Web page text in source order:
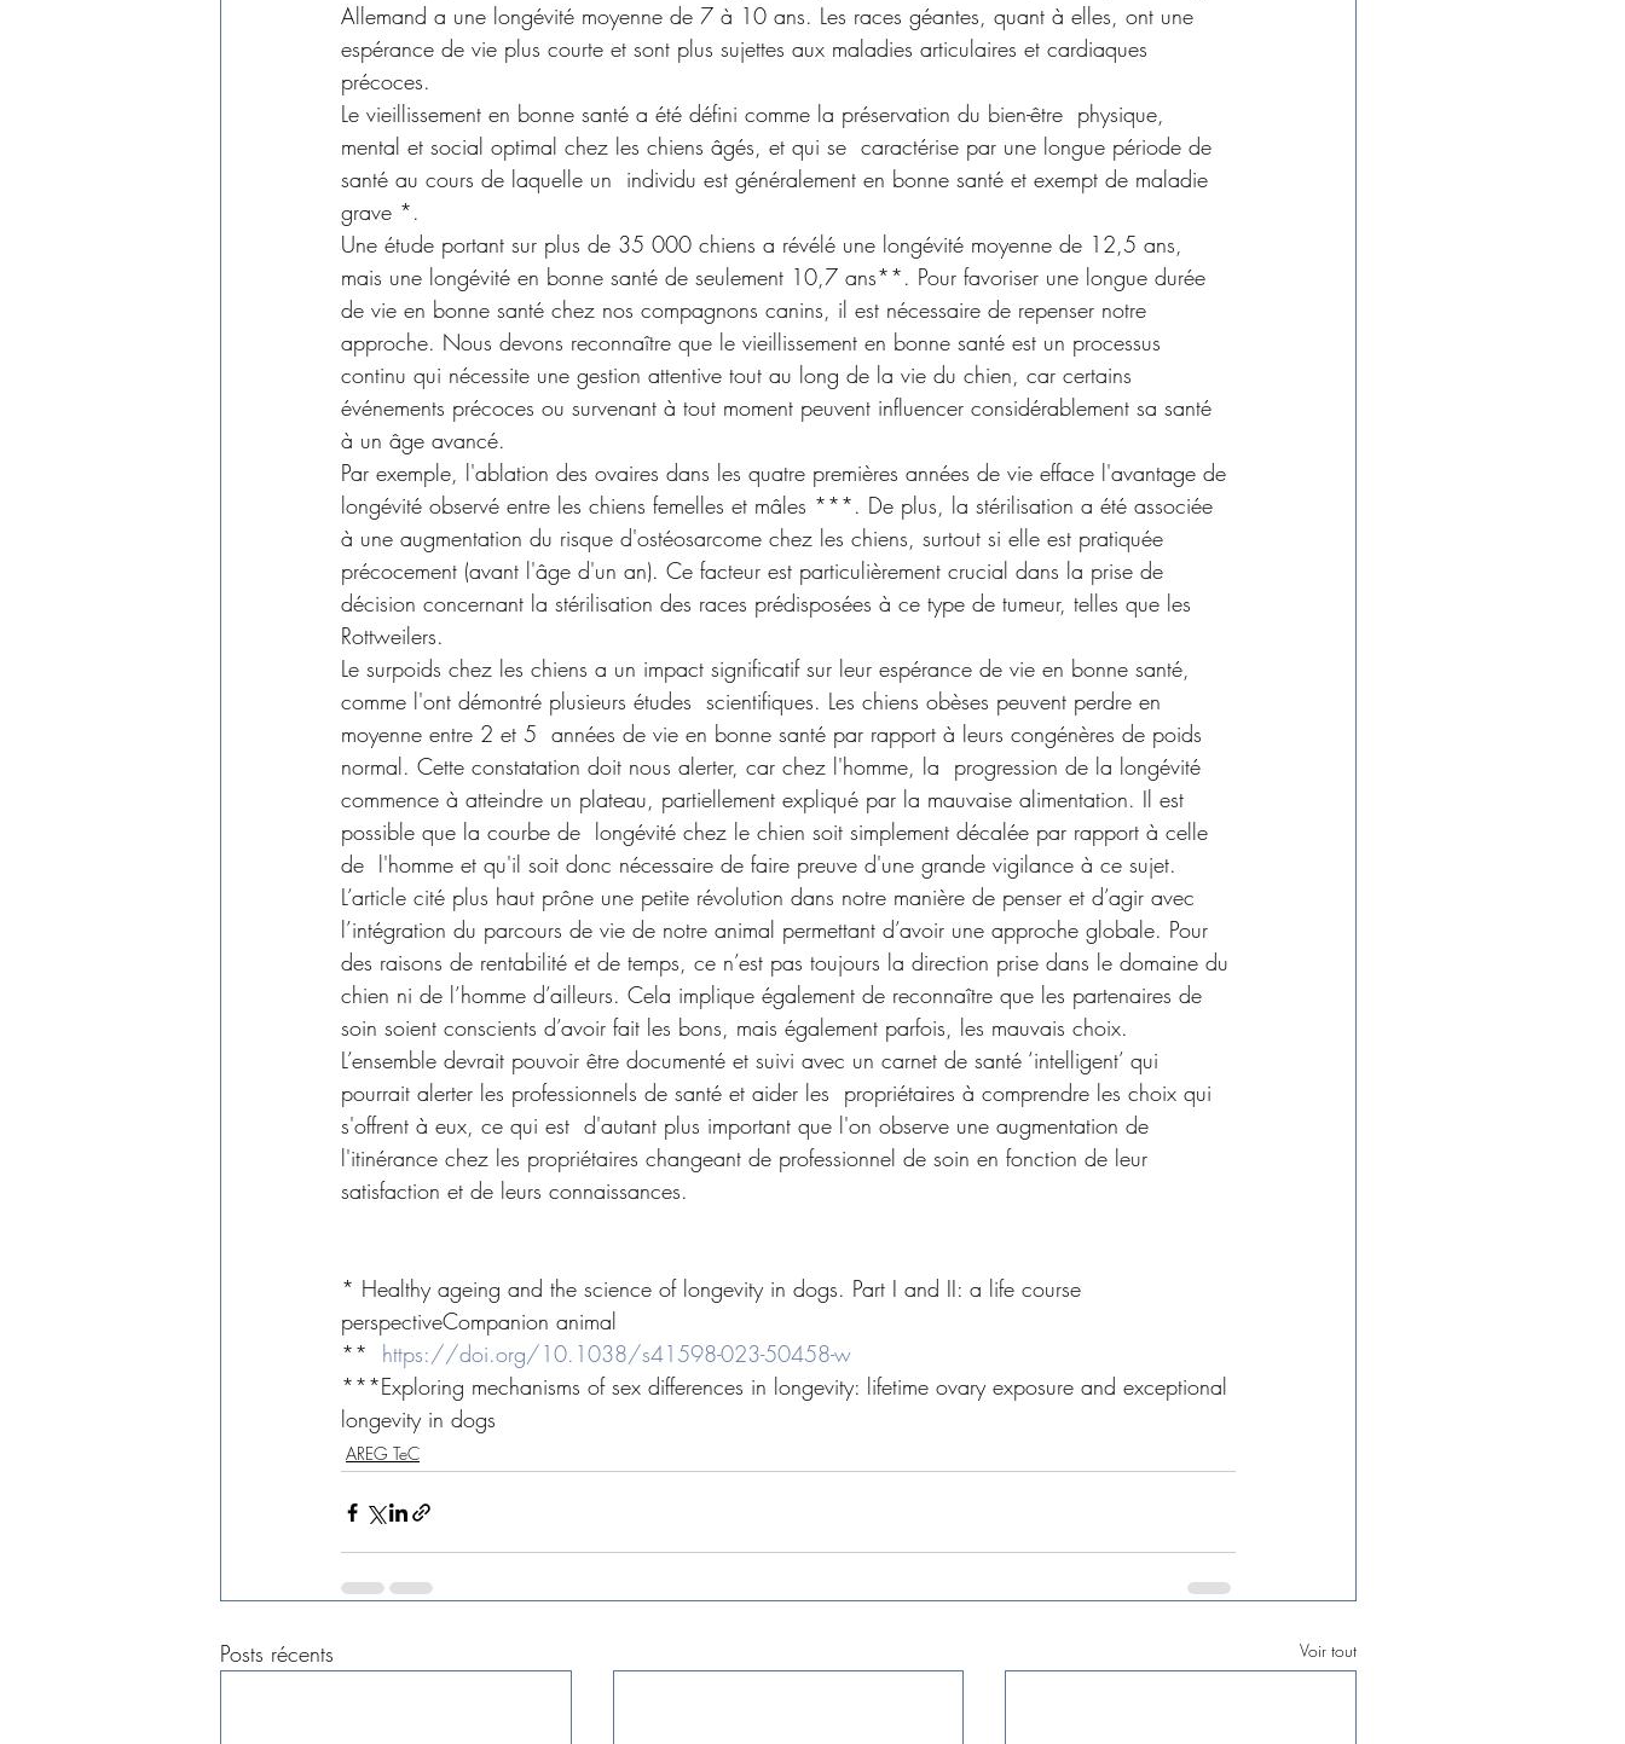
Allemand a une longévité moyenne de 7 à 10 ans. Les races géantes, quant à elles, ont une
espérance de vie plus courte et sont plus sujettes aux maladies articulaires et cardiaques
précoces.
Le vieillissement en bonne santé a été défini comme la préservation du bien-être  physique,
mental et social optimal chez les chiens âgés, et qui se  caractérise par une longue période de
santé au cours de laquelle un  individu est généralement en bonne santé et exempt de maladie
grave *.
Une étude portant sur plus de 35 000 chiens a révélé une longévité moyenne de 12,5 ans,
mais une longévité en bonne santé de seulement 10,7 ans**. Pour favoriser une longue durée
de vie en bonne santé chez nos compagnons canins, il est nécessaire de repenser notre
approche. Nous devons reconnaître que le vieillissement en bonne santé est un processus
continu qui nécessite une gestion attentive tout au long de la vie du chien, car certains
événements précoces ou survenant à tout moment peuvent influencer considérablement sa santé
à un âge avancé.
Par exemple, l'ablation des ovaires dans les quatre premières années de vie efface l'avantage de
longévité observé entre les chiens femelles et mâles ***. De plus, la stérilisation a été associée
à une augmentation du risque d'ostéosarcome chez les chiens, surtout si elle est pratiquée
précocement (avant l'âge d'un an). Ce facteur est particulièrement crucial dans la prise de
décision concernant la stérilisation des races prédisposées à ce type de tumeur, telles que les
Rottweilers.
Le surpoids chez les chiens a un impact significatif sur leur espérance de vie en bonne santé,
comme l'ont démontré plusieurs études  scientifiques. Les chiens obèses peuvent perdre en
moyenne entre 2 et 5  années de vie en bonne santé par rapport à leurs congénères de poids
normal. Cette constatation doit nous alerter, car chez l'homme, la  progression de la longévité
commence à atteindre un plateau, partiellement expliqué par la mauvaise alimentation. Il est
possible que la courbe de  longévité chez le chien soit simplement décalée par rapport à celle
de  l'homme et qu'il soit donc nécessaire de faire preuve d'une grande vigilance à ce sujet.
L’article cité plus haut prône une petite révolution dans notre manière de penser et d’agir avec
l’intégration du parcours de vie de notre animal permettant d’avoir une approche globale. Pour
des raisons de rentabilité et de temps, ce n’est pas toujours la direction prise dans le domaine du
chien ni de l’homme d’ailleurs. Cela implique également de reconnaître que les partenaires de
soin soient conscients d’avoir fait les bons, mais également parfois, les mauvais choix.
L’ensemble devrait pouvoir être documenté et suivi avec un carnet de santé ‘intelligent’ qui
pourrait alerter les professionnels de santé et aider les  propriétaires à comprendre les choix qui
s'offrent à eux, ce qui est  d'autant plus important que l'on observe une augmentation de
l'itinérance chez les propriétaires changeant de professionnel de soin en fonction de leur
satisfaction et de leurs connaissances.
* Healthy ageing and the science of longevity in dogs. Part I and II: a life course
perspectiveCompanion animal
** https://doi.org/10.1038/s41598-023-50458-w
***Exploring mechanisms of sex differences in longevity: lifetime ovary exposure and exceptional
longevity in dogs
AREG TeC
Posts récents Voir tout